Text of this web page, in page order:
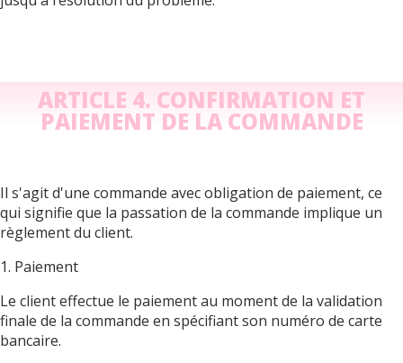
ARTICLE 4. CONFIRMATION ET
PAIEMENT DE LA COMMANDE
Il s'agit d'une commande avec obligation de paiement, ce
qui signifie que la passation de la commande implique un
règlement du client.
1. Paiement
Le client effectue le paiement au moment de la validation
finale de la commande en spécifiant son numéro de carte
bancaire.